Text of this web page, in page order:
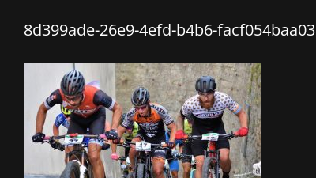
8d399ade-26e9-4efd-b4b6-facf054baa03